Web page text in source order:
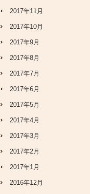
2017年11月
2017年10月
2017年9月
2017年8月
2017年7月
2017年6月
2017年5月
2017年4月
2017年3月
2017年2月
2017年1月
2016年12月